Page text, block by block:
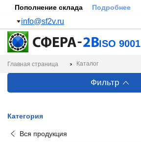
Пополнение склада Подробнее
info@sf2v.ru
ISO 9001
Главная страница Каталог
Фильтр
Категория
Вся продукция